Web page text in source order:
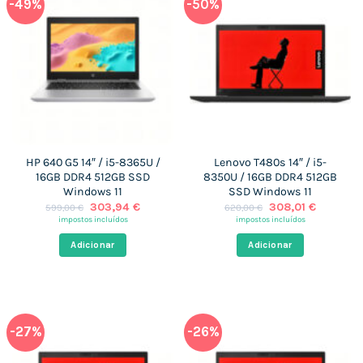
-49%
HP 640 G5 14″ / i5-8365U /
16GB DDR4 512GB SSD
Windows 11
599,00€ O
preço
era:
599,00 €.
303,94 €O
impostos incluídos
Adicionar
-50%
Lenovo T480s 14″ / i5-
8350U / 16GB DDR4 512GB
SSD Windows 11
620,00€ O
preço
era:
620,00 €.
308,01 €O
impostos incluídos
Adicionar
-27% -26%